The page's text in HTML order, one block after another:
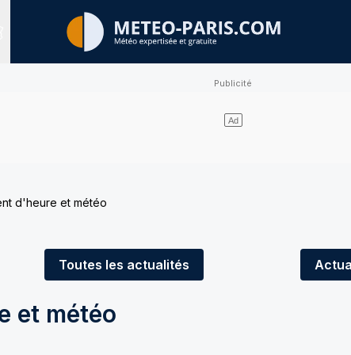
Sites expertisés
d'heure et météo
Toutes les actualités
et météo